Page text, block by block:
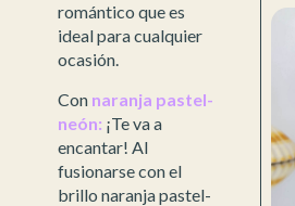
romántico que es
ideal para cualquier
ocasión.
Con naranja pastel-
neón: ¡Te va a
encantar! Al
fusionarse con el
brillo naranja pastel-